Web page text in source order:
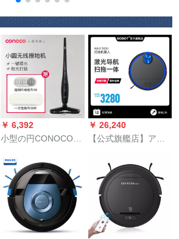
敌します。
に適しました。
￥ 6,392
小型の円CONOCOの
ッジは自动的に回転
しています。モレッ
プの一体机の家庭用
黒を打ちます。
￥ 26,240
【公式旗艦店】アメ
が一体となって掃引
する全自動超薄型ス
リムタイプスーパー
掃除機NAVI 1030